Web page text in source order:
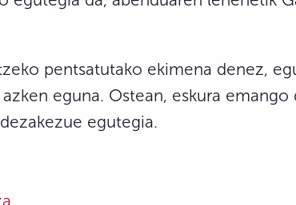
pentsatutako ekimena denez,
eguna. Ostean, eskura
egutegia.